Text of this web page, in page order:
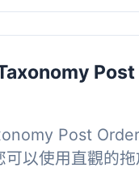
Post
以使用直觀的